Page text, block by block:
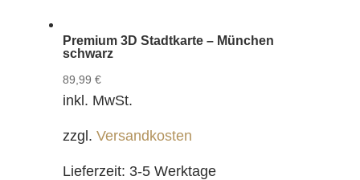
Premium 3D Stadtkarte – München
schwarz
89,99 €
inkl. MwSt.
zzgl. Versandkosten
Lieferzeit: 3-5 Werktage